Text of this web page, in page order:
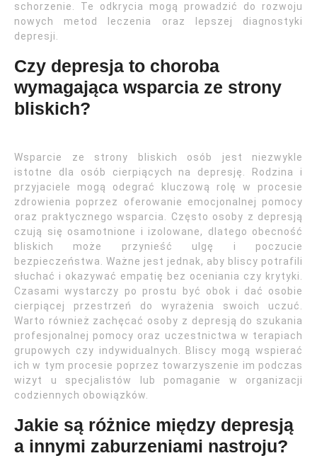
schorzenie. Te odkrycia mogą prowadzić do rozwoju
nowych metod leczenia oraz lepszej diagnostyki
depresji.
Czy depresja to choroba
wymagająca wsparcia ze strony
bliskich?
Wsparcie ze strony bliskich osób jest niezwykle
istotne dla osób cierpiących na depresję. Rodzina i
przyjaciele mogą odegrać kluczową rolę w procesie
zdrowienia poprzez oferowanie emocjonalnej pomocy
oraz praktycznego wsparcia. Często osoby z depresją
czują się osamotnione i izolowane, dlatego obecność
bliskich może przynieść ulgę i poczucie
bezpieczeństwa. Ważne jest jednak, aby bliscy potrafili
słuchać i okazywać empatię bez oceniania czy krytyki.
Czasami wystarczy po prostu być obok i dać osobie
cierpiącej przestrzeń do wyrażenia swoich uczuć.
Warto również zachęcać osoby z depresją do szukania
profesjonalnej pomocy oraz uczestnictwa w terapiach
grupowych czy indywidualnych. Bliscy mogą wspierać
ich w tym procesie poprzez towarzyszenie im podczas
wizyt u specjalistów lub pomaganie w organizacji
codziennych obowiązków.
Jakie są różnice między depresją
a innymi zaburzeniami nastroju?